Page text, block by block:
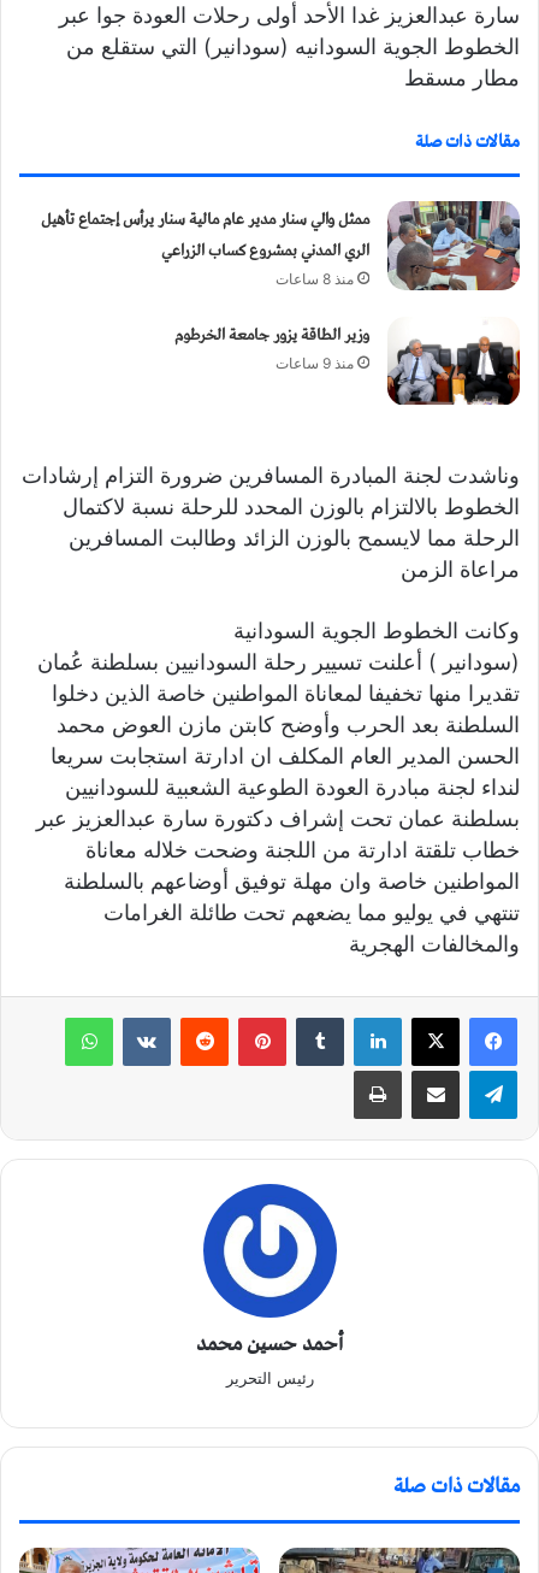
ك
ت
سارة عبدالعزيز غدا الأحد أولى رحلات العودة جوا عبر
الخطوط الجوية السودانيه (سودانير) التي ستقلع من
مطار مسقط
مقالات ذات صلة
ممثل والي سنار مدير عام مالية سنار يرأس إجتماع تأهيل
الري المدني بمشروع كساب الزراعي
منذ 8 ساعات
وزير الطاقة يزور جامعة الخرطوم
منذ 9 ساعات
وناشدت لجنة المبادرة المسافرين ضرورة التزام إرشادات
الخطوط بالالتزام بالوزن المحدد للرحلة نسبة لاكتمال
الرحلة مما لايسمح بالوزن الزائد وطالبت المسافرين
مراعاة الزمن
وكانت الخطوط الجوية السودانية
(سودانير ) أعلنت تسيير رحلة السودانيين بسلطنة عُمان
تقديرا منها تخفيفا لمعاناة المواطنين خاصة الذين دخلوا
السلطنة بعد الحرب وأوضح كابتن مازن العوض محمد
الحسن المدير العام المكلف ان ادارتة استجابت سريعا
لنداء لجنة مبادرة العودة الطوعية الشعبية للسودانيين
بسلطنة عمان تحت إشراف دكتورة سارة عبدالعزيز عبر
خطاب تلقتة ادارتة من اللجنة وضحت خلاله معاناة
المواطنين خاصة وان مهلة توفيق أوضاعهم بالسلطنة
تنتهي في يوليو مما يضعهم تحت طائلة الغرامات
والمخالفات الهجرية
لينكدإن بينتيريست
أحمد حسين محمد
رئيس التحرير
مقالات ذات صلة